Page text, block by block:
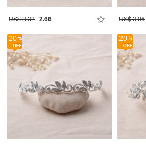
US$ 3.32 2.66 US$ 3.06
20 20